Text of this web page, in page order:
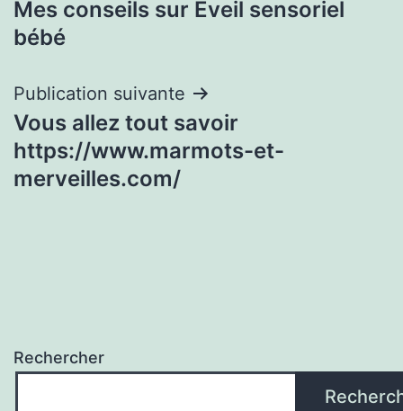
de
Mes conseils sur Eveil sensoriel
bébé
Publication suivante
Vous allez tout savoir
https://www.marmots-et-
merveilles.com/
Rechercher